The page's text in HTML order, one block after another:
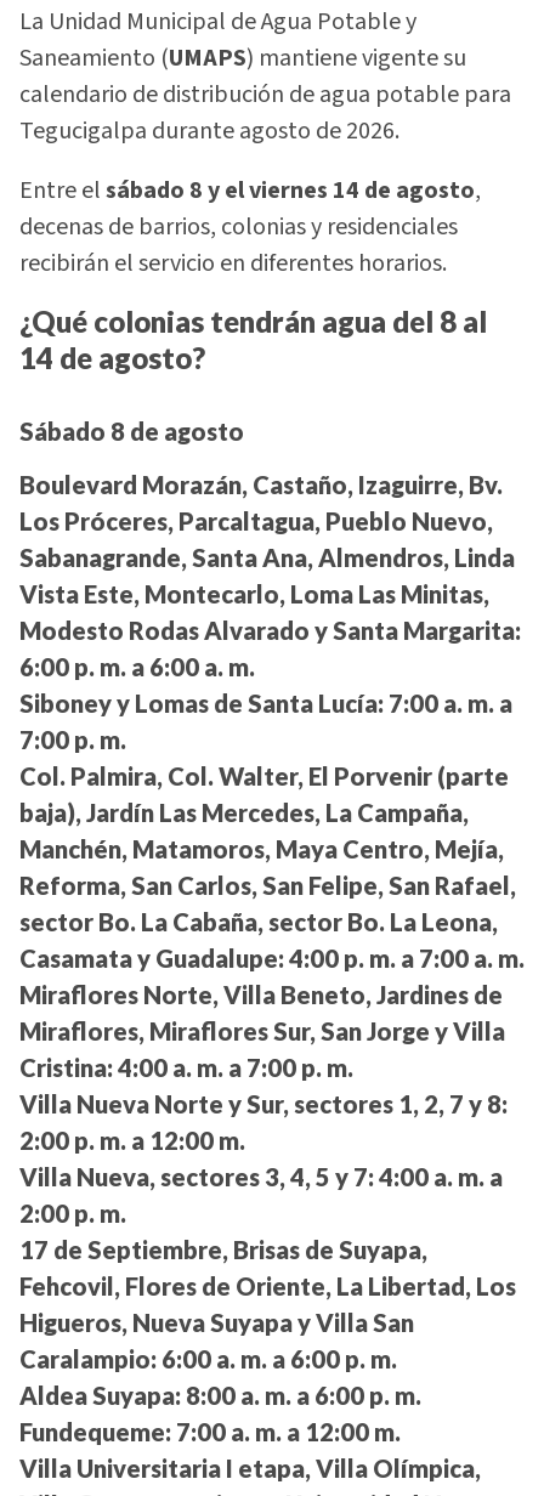
La Unidad Municipal de Agua Potable y
Saneamiento (UMAPS) mantiene vigente su
calendario de distribución de agua potable para
Tegucigalpa durante agosto de 2026.
Entre elsábado 8 y el viernes 14 de agosto,
decenas de barrios, colonias y residenciales
recibirán el servicio en diferentes horarios.
¿Qué colonias tendrán agua del 8 al
14 de agosto?
Sábado 8 de agosto
Boulevard Morazán, Castaño, Izaguirre, Bv.
Los Próceres, Parcaltagua, Pueblo Nuevo,
Sabanagrande, Santa Ana, Almendros, Linda
Vista Este, Montecarlo, Loma Las Minitas,
Modesto Rodas Alvarado y Santa Margarita:
6:00 p. m. a 6:00 a. m.
Siboney y Lomas de Santa Lucía: 7:00 a. m. a
7:00 p. m.
Col. Palmira, Col. Walter, El Porvenir (parte
baja), Jardín Las Mercedes, La Campaña,
Manchén, Matamoros, Maya Centro, Mejía,
Reforma, San Carlos, San Felipe, San Rafael,
sector Bo. La Cabaña, sector Bo. La Leona,
Casamata y Guadalupe: 4:00 p. m. a 7:00 a. m.
Miraflores Norte, Villa Beneto, Jardines de
Miraflores, Miraflores Sur, San Jorge y Villa
Cristina: 4:00 a. m. a 7:00 p. m.
Villa Nueva Norte y Sur, sectores 1, 2, 7 y 8:
2:00 p. m. a 12:00 m.
Villa Nueva, sectores 3, 4, 5 y 7: 4:00 a. m. a
2:00 p. m.
17 de Septiembre, Brisas de Suyapa,
Fehcovil, Flores de Oriente, La Libertad, Los
Higueros, Nueva Suyapa y Villa San
Caralampio: 6:00 a. m. a 6:00 p. m.
Aldea Suyapa: 8:00 a. m. a 6:00 p. m.
Fundequeme: 7:00 a. m. a 12:00 m.
Villa Universitaria I etapa, Villa Olímpica,